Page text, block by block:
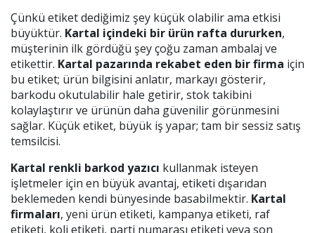
Çünkü etiket dediğimiz şey küçük olabilir ama etkisi
büyüktür. Kartal içindeki bir ürün rafta dururken,
müşterinin ilk gördüğü şey çoğu zaman ambalaj ve
etikettir. Kartal pazarında rekabet eden bir firma için
bu etiket; ürün bilgisini anlatır, markayı gösterir,
barkodu okutulabilir hale getirir, stok takibini
kolaylaştırır ve ürünün daha güvenilir görünmesini
sağlar. Küçük etiket, büyük iş yapar; tam bir sessiz satış
temsilcisi.
Kartal renkli barkod yazıcı kullanmak isteyen
işletmeler için en büyük avantaj, etiketi dışarıdan
beklemeden kendi bünyesinde basabilmektir. Kartal
firmaları, yeni ürün etiketi, kampanya etiketi, raf
etiketi, koli etiketi, parti numarası etiketi veya son